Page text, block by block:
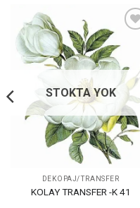
Favorilerime
Ekle
STOKTA YOK
DEKOPAJ/TRANSFER
KOLAY TRANSFER -K 41